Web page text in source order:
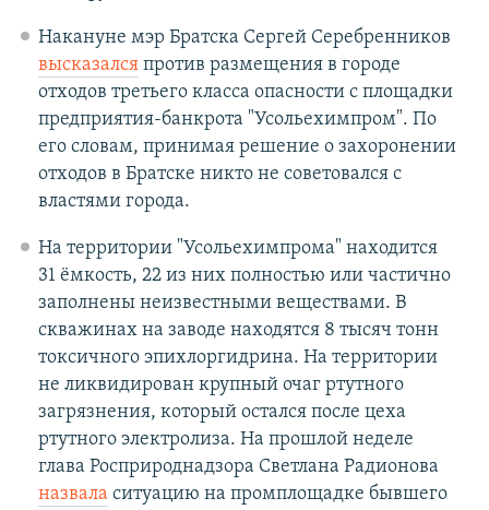
Накануне мэр Братска Сергей Серебренников
высказалсяпротив размещения в городе
отходов третьего класса опасности с площадки
предприятия-банкрота "Усольехимпром". По
его словам, принимая решение о захоронении
отходов в Братске никто не советовался с
властями города.
На территории "Усольехимпрома" находится
31 ёмкость, 22 из них полностью или частично
заполнены неизвестными веществами. В
скважинах на заводе находятся 8 тысяч тонн
токсичного эпихлоргидрина. На территории
не ликвидирован крупный очаг ртутного
загрязнения, который остался после цеха
ртутного электролиза. На прошлой неделе
глава Росприроднадзора Светлана Радионова
назвала ситуацию на промплощадке бывшего